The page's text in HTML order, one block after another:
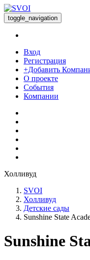
toggle_navigation
Вход
Регистрация
+Добавить
О проекте
События
Компании
Холливуд
SVOI
Холливуд
Детские сады
Sunshine State
Sunshine